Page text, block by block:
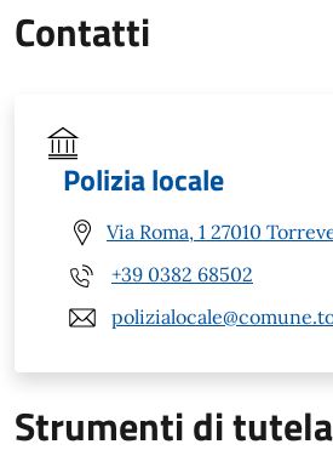
Contatti
Polizia locale
Via Roma, 1 27010
+39 0382 68502
Strumenti di tutela